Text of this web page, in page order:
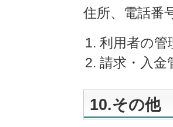
住所、電話番
利用者の管
請求・入金
10.その他